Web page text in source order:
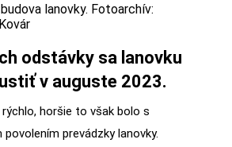
lanovky. Fotoarchív:
odstávky sa lanovku
v auguste 2023.
rýchlo, horšie to však bolo s
prevádzky lanovky.